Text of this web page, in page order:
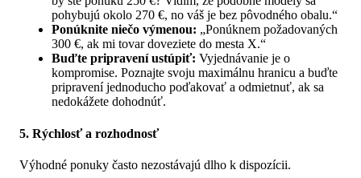
pohybujú okolo 270 €, no váš je bez pôvodného obalu.“
Ponúknite niečo výmenou: „Ponúknem požadovaných
300 €, ak mi tovar doveziete do mesta X.“
Buďte pripravení ustúpiť: Vyjednávanie je o
kompromise. Poznajte svoju maximálnu hranicu a buďte
pripravení jednoducho poďakovať a odmietnuť, ak sa
nedokážete dohodnúť.
5. Rýchlosť a rozhodnosť
Výhodné ponuky často nezostávajú dlho k dispozícii.